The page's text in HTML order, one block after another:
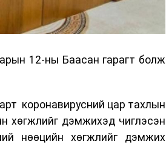
12-ны Баасан гарагт болж
коронавирусний цар тахлын
хөгжлийг дэмжихэд чиглэсэн
нөөцийн хөгжлийг дэмжих